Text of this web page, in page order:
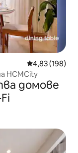
Средна
4,83 (198)
HCMCity
домове